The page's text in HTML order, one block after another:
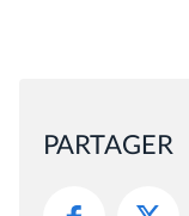
PARTAGER